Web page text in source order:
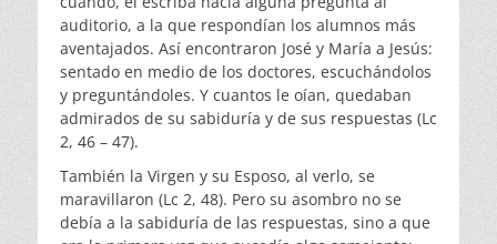
auditorio, a la que respondían los alumnos más
aventajados. Así encontraron José y María a Jesús:
sentado en medio de los doctores, escuchándolos
y preguntándoles. Y cuantos le oían, quedaban
admirados de su sabiduría y de sus respuestas (Lc
2, 46 – 47).
También la Virgen y su Esposo, al verlo, se
maravillaron (Lc 2, 48). Pero su asombro no se
debía a la sabiduría de las respuestas, sino a que